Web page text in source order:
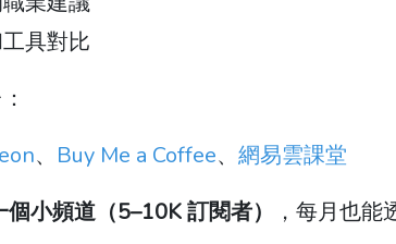
具對比
、 Buy Me a Coffee、 網易雲課堂
個小頻道（5–10K 訂閱者） ，每月也能